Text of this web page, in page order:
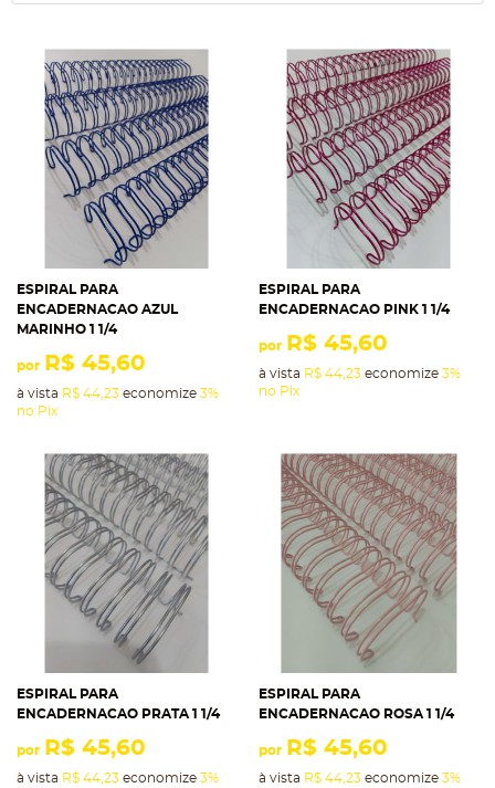
ESPIRAL PARA
ENCADERNACAO AZUL
MARINHO 1 1/4
por R$ 45,60
à vista R$ 44,23 economize 3%
no Pix
ESPIRAL PARA
ENCADERNACAO PINK 1 1/4
por R$ 45,60
à vista R$ 44,23 economize 3%
no Pix
ESPIRAL PARA
ENCADERNACAO PRATA 1 1/4
por R$ 45,60
à vista R$ 44,23 economize 3%
ESPIRAL PARA
ENCADERNACAO ROSA 1 1/4
por R$ 45,60
à vista R$ 44,23 economize 3%